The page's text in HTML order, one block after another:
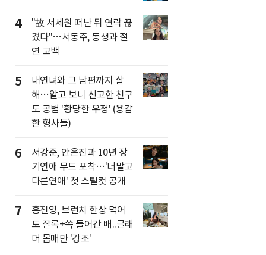
4
"故 서세원 떠난 뒤 연락 끊
겼다"…서동주, 동생과 절
연 고백
5
내연녀와 그 남편까지 살
해…알고 보니 신고한 친구
도 공범 '황당한 우정' (용감
한 형사들)
6
서강준, 안은진과 10년 장
기연애 무드 포착…'너말고
다른연애' 첫 스틸컷 공개
7
홍진영, 브런치 한상 먹어
도 잘록+쏙 들어간 배..글래
머 몸매만 '강조'